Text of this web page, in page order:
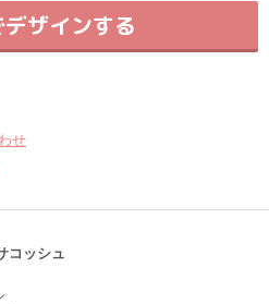
ザインする
せ
コッシュ